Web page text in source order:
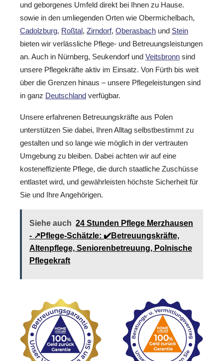
und geborgenes Umfeld direkt bei Ihnen zu Hause.
sowie in den umliegenden Orten wie Obermichelbach,
Cadolzburg, Roßtal, Zirndorf, Oberasbach und Stein
bieten wir verlässliche Pflege- und Betreuungsleistungen
an. Auch in Nürnberg, Seukendorf und Veitsbronn sind
unsere Pflegekräfte aktiv im Einsatz. Von Fürth bis weit
über die Grenzen hinaus – unsere Pflegeleistungen sind
in ganz Deutschland verfügbar.
Unsere erfahrenen Betreuungskräfte aus Polen
unterstützen Sie dabei, Ihren Alltag selbstbestimmt zu
gestalten und so lange wie möglich in der vertrauten
Umgebung zu bleiben. Dabei achten wir auf eine
kosteneffiziente Pflege, die durch staatliche Zuschüsse
entlastet wird, und gewährleisten höchste Sicherheit für
Sie und Ihre Angehörigen.
Siehe auch 24 Stunden Pflege Merzhausen
- ↗️Pflege-Schätzle: ✔️Betreuungskräfte,
Altenpflege, Seniorenbetreuung, Polnische
Pflegekraft